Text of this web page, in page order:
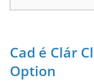
Cad é Clár
Option